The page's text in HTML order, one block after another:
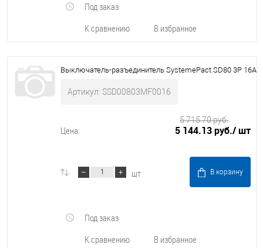
К сравнению В избранное
Под заказ
Выключатель-разъединитель SystemePact SD80 3P 16A
Артикул: SSD00803MF0016
Цена: 5 144.13 руб./ шт
5 715.70 руб.
шт В корзину
К сравнению В избранное
Под заказ